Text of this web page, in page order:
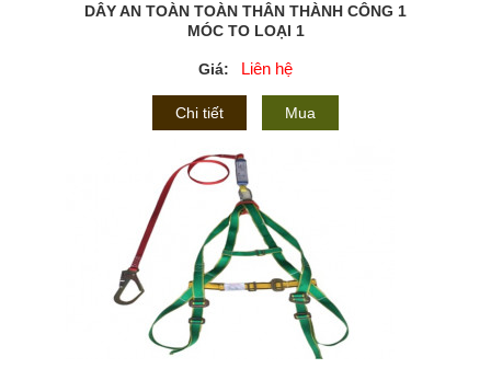
DÂY AN TOÀN TOÀN THÂN THÀNH CÔNG 1
MÓC TO LOẠI 1
Giá: Liên hệ
Chi tiết Mua